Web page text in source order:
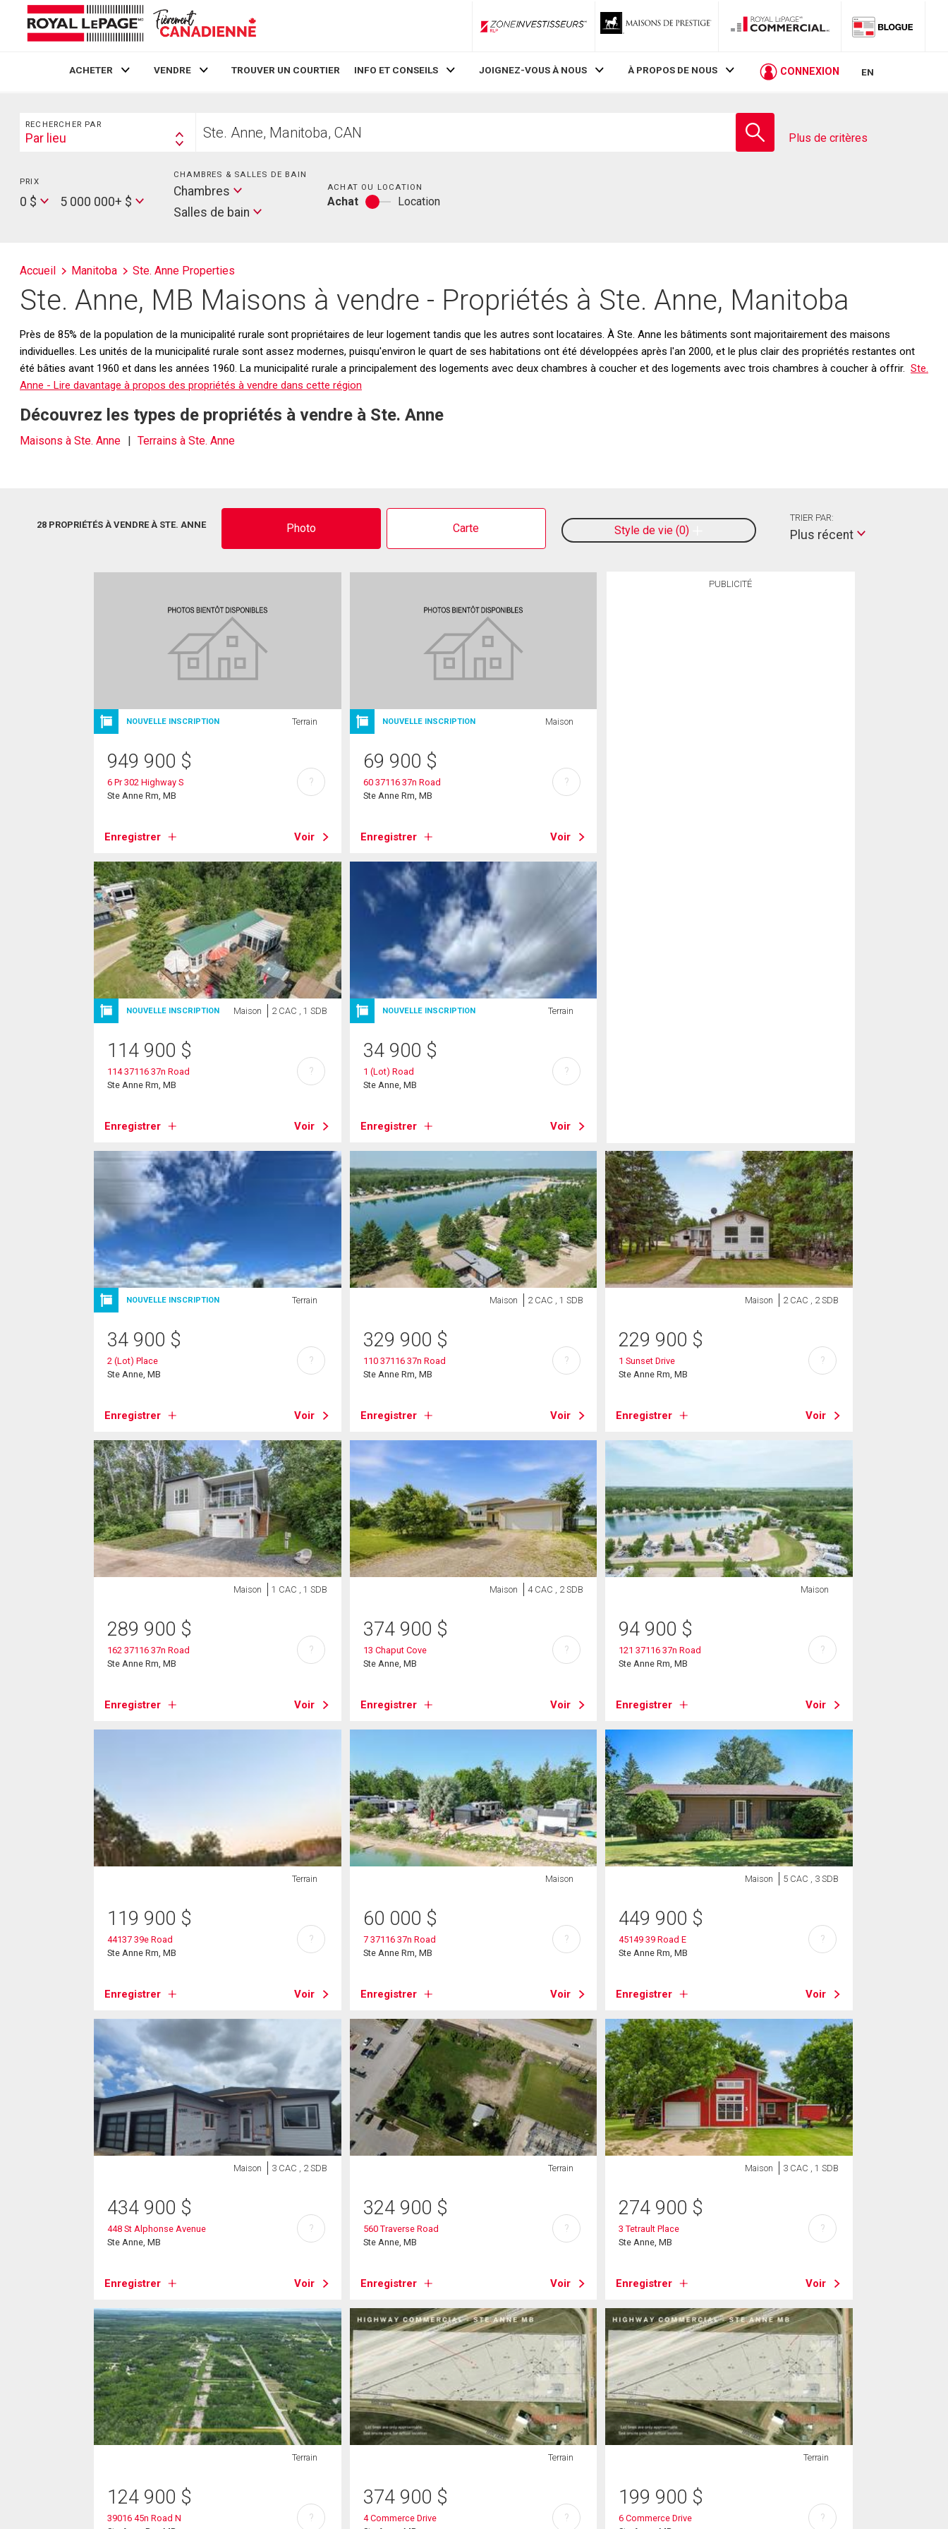
ZoneInvestisseurs RLP
ACHETER VENDRE TROUVER UN COURTIER INFO ET CONSEILS JOIGNEZ-VOUS À NOUS À PROPOS DE NOUS CONNEXION EN
Rechercher
RECHERCHER PAR
Search
Par lieu
votre
Plus de critères
PRIX
Price
0 $
Max
5 000 000+ $
CHAMBRES & SALLES DE BAIN
Chambres
bain
Salles de bain
ACHAT OU LOCATION
Achat
Achat
Location
Accueil Manitoba Ste. Anne Properties
Ste. Anne, MB Maisons à vendre - Propriétés à Ste. Anne, Manitoba
Près de 85% de la population de la municipalité rurale sont propriétaires de leur logement tandis que les autres sont locataires. À Ste. Anne les bâtiments sont majoritairement des maisons
individuelles. Les unités de la municipalité rurale sont assez modernes, puisqu'environ le quart de ses habitations ont été développées après l'an 2000, et le plus clair des propriétés restantes ont
été bâties avant 1960 et dans les années 1960. La municipalité rurale a principalement des logements avec deux chambres à coucher et des logements avec trois chambres à coucher à offrir. Ste.
Anne - Lire davantage à propos des propriétés à vendre dans cette région
Découvrez les types de propriétés à vendre à Ste. Anne
Maisons à Ste. Anne Terrains à Ste. Anne
28 PROPRIÉTÉS À VENDRE À STE. ANNE Photo Carte Style de vie 0
TRIER PAR:
Plus récent
PUBLICITÉ
NOUVELLE INSCRIPTION Terrain
949 900 $
6 Pr 302 Highway S
Ste Anne Rm, MB
Enregistrer Voir
?
NOUVELLE INSCRIPTION Maison
69 900 $
60 37116 37n Road
Ste Anne Rm, MB
Enregistrer Voir
?
NOUVELLE INSCRIPTION Maison 2 CAC , 1 SDB
114 900 $
114 37116 37n Road
Ste Anne Rm, MB
Enregistrer Voir
?
NOUVELLE INSCRIPTION Terrain
34 900 $
1 (Lot) Road
Ste Anne, MB
Enregistrer Voir
?
NOUVELLE INSCRIPTION Terrain
34 900 $
2 (Lot) Place
Ste Anne, MB
Enregistrer Voir
?
Maison 2 CAC , 1 SDB
329 900 $
110 37116 37n Road
Ste Anne Rm, MB
Enregistrer Voir
?
Maison 2 CAC , 2 SDB
229 900 $
1 Sunset Drive
Ste Anne Rm, MB
Enregistrer Voir
?
Maison 1 CAC , 1 SDB
289 900 $
162 37116 37n Road
Ste Anne Rm, MB
Enregistrer Voir
?
Maison 4 CAC , 2 SDB
374 900 $
13 Chaput Cove
Ste Anne, MB
Enregistrer Voir
?
Maison
94 900 $
121 37116 37n Road
Ste Anne Rm, MB
Enregistrer Voir
?
Terrain
119 900 $
44137 39e Road
Ste Anne Rm, MB
Enregistrer Voir
?
Maison
60 000 $
7 37116 37n Road
Ste Anne Rm, MB
Enregistrer Voir
?
Maison 5 CAC , 3 SDB
449 900 $
45149 39 Road E
Ste Anne Rm, MB
Enregistrer Voir
?
Maison 3 CAC , 2 SDB
434 900 $
448 St Alphonse Avenue
Ste Anne, MB
Enregistrer Voir
?
Terrain
324 900 $
560 Traverse Road
Ste Anne, MB
Enregistrer Voir
?
Maison 3 CAC , 1 SDB
274 900 $
3 Tetrault Place
Ste Anne, MB
Enregistrer Voir
?
Terrain
124 900 $
39016 45n Road N
?
Terrain
374 900 $
4 Commerce Drive
?
Terrain
199 900 $
6 Commerce Drive
?